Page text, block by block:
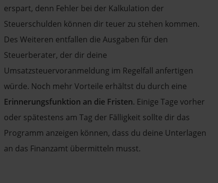
erspart, denn Fehler bei der Kalkulation der
Steuerschulden können dir teuer zu stehen kommen.
Des Weiteren entfallen die Ausgaben für den
Steuerberater, der dir deine
Umsatzsteuervoranmeldung im Regelfall anfertigen
würde. Noch mehr Vorteile erhältst du durch eine
Erinnerungsfunktion an die Fristen. Einige Tage vorher
oder spätestens am Tag der Fälligkeit sollte dir das
Programm anzeigen können, dass du deine Unterlagen
an das Finanzamt übermitteln musst.